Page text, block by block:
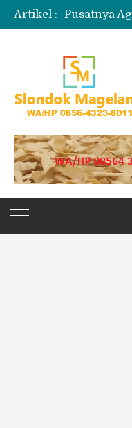
Artikel :
Produksi
Jual Puyur